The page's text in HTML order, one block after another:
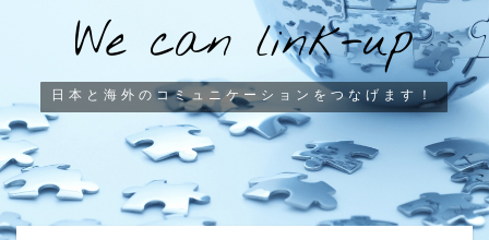
We can link-up
日本と海外のコミュニケーションをつなげます！